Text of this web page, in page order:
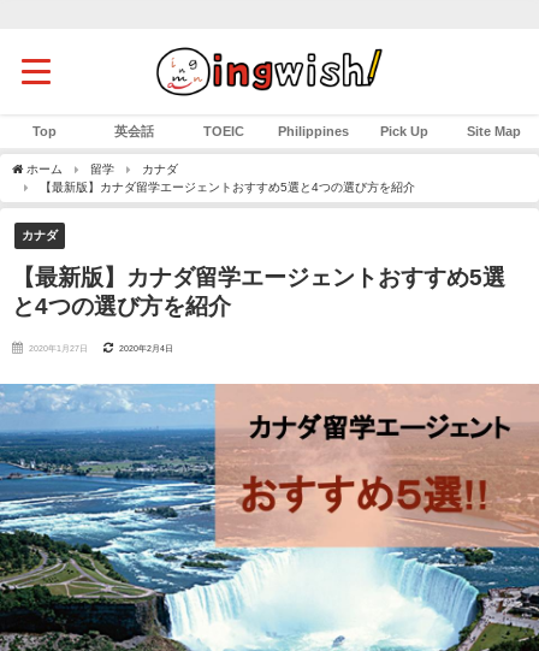
Top 英会話 TOEIC Philippines Pick Up Site Map
ホーム 留学
カナダ
【最新版】カナダ留学エージェントおすすめ5選と4つの選び方を紹介
カナダ
【最新版】カナダ留学エージェントおすすめ5選
と4つの選び方を紹介
2020年1月27日 2020年2月4日